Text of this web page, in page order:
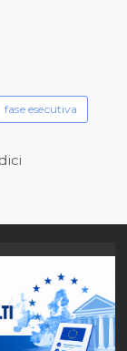
fase esecutiva